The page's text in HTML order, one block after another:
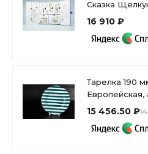
Сказка
81.31124.00.1
16 910 ₽
Тарелка 190
Европейская,
15 456.50 ₽